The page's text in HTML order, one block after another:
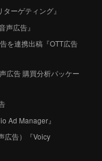
ーゲティング』
声広告』
を連携出稿『OTT広告
広告 購買分析パッケー
Ad Manager』
広告）『Voicy